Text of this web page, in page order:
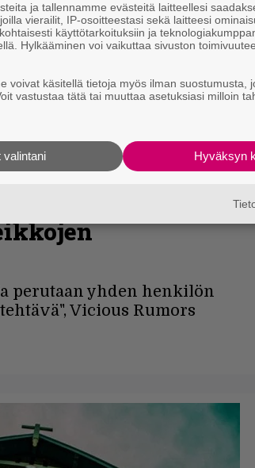
antoi potkut
– poliittiset
perutaan yhden henkilön
Vicious Rumors
ja tallennamme evästeitä laitteellesi
vierailit, IP-osoitteestasi sekä laitteesi
käyttötarkoituksiin ja
Hylkääminen voi vaikuttaa sivuston
voivat käsitellä tietoja myös ilman suostumusta,
vastustaa tätä tai muuttaa asetuksiasi milloin
Hyväksyn
valintani